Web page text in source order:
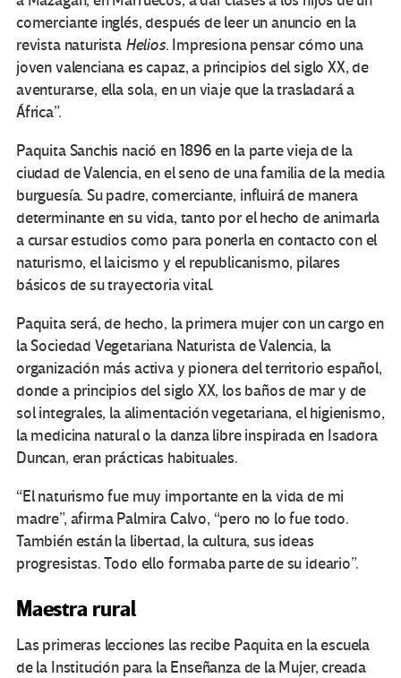
comerciante inglés, después de leer un anuncio en la
revista naturista Helios. Impresiona pensar cómo una
joven valenciana es capaz, a principios del siglo XX, de
aventurarse, ella sola, en un viaje que la trasladará a
África”.
Paquita Sanchis nació en 1896 en la parte vieja de la
ciudad de Valencia, en el seno de una familia de la media
burguesía. Su padre, comerciante, influirá de manera
determinante en su vida, tanto por el hecho de animarla
a cursar estudios como para ponerla en contacto con el
naturismo, el laicismo y el republicanismo, pilares
básicos de su trayectoria vital.
Paquita será, de hecho, la primera mujer con un cargo en
la Sociedad Vegetariana Naturista de Valencia, la
organización más activa y pionera del territorio español,
donde a principios del siglo XX, los baños de mar y de
sol integrales, la alimentación vegetariana, el higienismo,
la medicina natural o la danza libre inspirada en Isadora
Duncan, eran prácticas habituales.
“El naturismo fue muy importante en la vida de mi
madre”, afirma Palmira Calvo, “pero no lo fue todo.
También están la libertad, la cultura, sus ideas
progresistas. Todo ello formaba parte de su ideario”.
Maestra rural
Las primeras lecciones las recibe Paquita en la escuela
de la Institución para la Enseñanza de la Mujer, creada